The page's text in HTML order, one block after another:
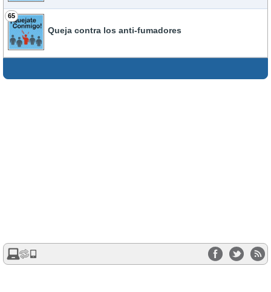
65
Queja contra los anti-fumadores